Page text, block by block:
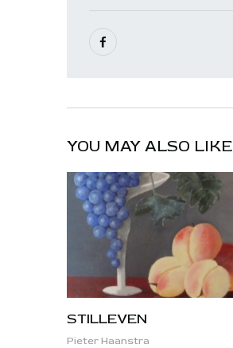
YOU MAY ALSO LIKE
STILLEVEN
Pieter Haanstra